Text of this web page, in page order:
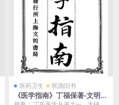
医药卫生 民国旧书
《医学指南》丁福保著-文明书
局-清光绪三十四年[1908]-医